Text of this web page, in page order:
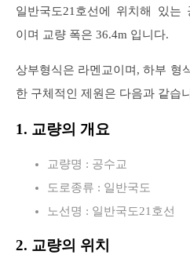
일반국도21호선에 위치해 있는
이며 교량 폭은 36.4m 입니다.
상부형식은 라멘교이며, 하부 형
한 구체적인 제원은 다음과 같습
1. 교량의 개요
교량명 : 공수교
도로종류 : 일반국도
노선명 : 일반국도21호선
2. 교량의 위치